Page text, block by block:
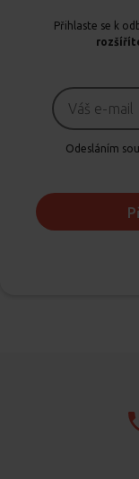
Přihlaste se k
Odesláním